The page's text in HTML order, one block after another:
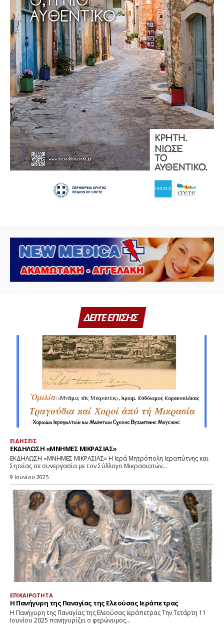
ΔΕΙΤΕ ΕΠΙΣΗΣ
ΕΙΔΗΣΕΙΣ
ΕΚΔΗΛΩΣΗ «ΜΝΗΜΕΣ ΜΙΚΡΑΣΙΑΣ»
ΕΚΔΗΛΩΣΗ «ΜΝΗΜΕΣ ΜΙΚΡΑΣΙΑΣ» Η Ιερά Μητρόπολη Ιεραπύτνης και
Σητείας σε συνεργασία με τον Σύλλογο Μικρασιατών...
9 Ιουνίου 2025
ΕΠΙΚΑΙΡΟΤΗΤΑ
Η Πανήγυρη της Παναγίας της Ελεούσας Ιεράπετρας
Η Πανήγυρη της Παναγίας της Ελεούσας Ιεράπετρας Την Τετάρτη 11
Ιουνίου 2025 πανηγυρίζει ο φερώνυμος...